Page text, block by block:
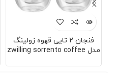
فنجان 2 تایی قهوه زولینگ
مدل zwilling sorrento coffee